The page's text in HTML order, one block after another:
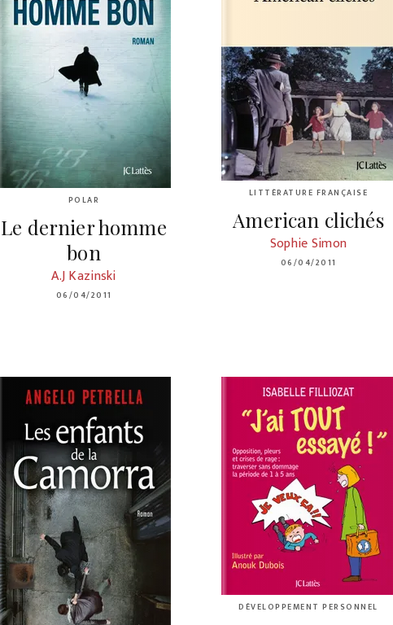
POLAR
Le dernier homme
bon
A.J Kazinski
06/04/2011
LITTÉRATURE FRANÇAISE
American clichés
Sophie Simon
06/04/2011
DÉVELOPPEMENT PERSONNEL